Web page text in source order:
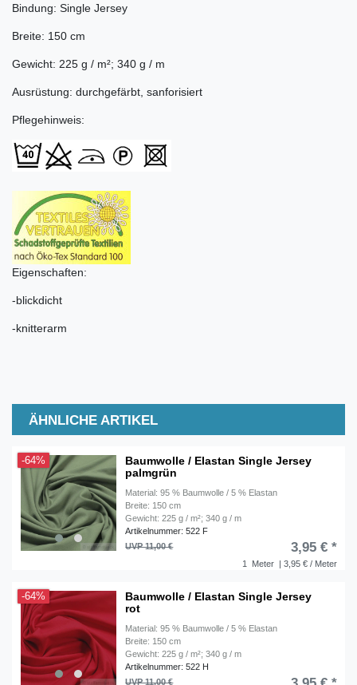
Bindung: Single Jersey
Breite: 150 cm
Gewicht: 225 g / m²; 340 g / m
Ausrüstung: durchgefärbt, sanforisiert
Pflegehinweis:
Eigenschaften:
-blickdicht
-knitterarm
ÄHNLICHE ARTIKEL
-64%
Baumwolle / Elastan Single Jersey
palmgrün
Material: 95 % Baumwolle / 5 % Elastan
Breite: 150 cm
Gewicht: 225 g / m²; 340 g / m
Artikelnummer: 522 F
1 Meter | 3,95 € / Meter
UVP 11,00 € 3,95 € *
-64%
Baumwolle / Elastan Single Jersey
rot
Material: 95 % Baumwolle / 5 % Elastan
Breite: 150 cm
Gewicht: 225 g / m²; 340 g / m
Artikelnummer: 522 H
UVP 11,00 €